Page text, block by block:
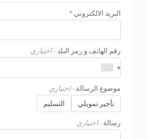
البريد الالكتروني *
رقم الهاتف و رمز البلد - اختياري
+
موضوع الرسالة - اختياري
تأجير تمويلي التسليم
رسالة - اختياري